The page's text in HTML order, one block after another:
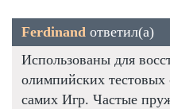
Ferdinand ответил(а)
Использованы для
олимпийских тестовых
самих Игр. Частые